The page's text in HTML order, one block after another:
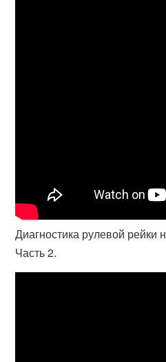
Диагностика рулевой рейки
Часть 2.